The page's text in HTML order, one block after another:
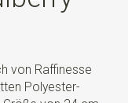
von Raffinesse
Polyester-